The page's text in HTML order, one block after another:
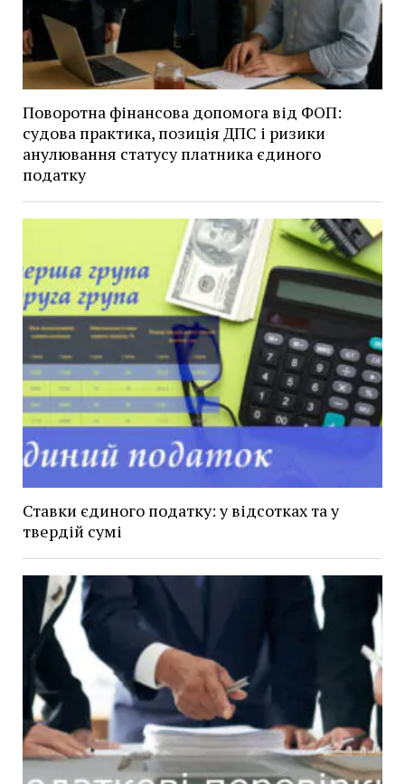
Поворотна фінансова допомога від ФОП:
судова практика, позиція ДПС і ризики
анулювання статусу платника єдиного
податку
Ставки єдиного податку: у відсотках та у
твердій сумі